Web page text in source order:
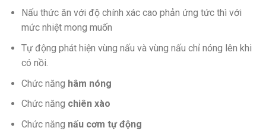
Nấu thức ăn với độ chính xác cao phản ứng tức thì với
mức nhiệt mong muốn
Tự động phát hiện vùng nấu và vùng nấu chỉ nóng lên khi
có nồi.
Chức năng hâm nóng
Chức năng chiên xào
Chức năng nấu cơm tự động